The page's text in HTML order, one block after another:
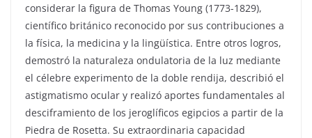
considerar la figura de Thomas Young (1773-1829),
científico británico reconocido por sus contribuciones a
la física, la medicina y la lingüística. Entre otros logros,
demostró la naturaleza ondulatoria de la luz mediante
el célebre experimento de la doble rendija, describió el
astigmatismo ocular y realizó aportes fundamentales al
desciframiento de los jeroglíficos egipcios a partir de la
Piedra de Rosetta. Su extraordinaria capacidad